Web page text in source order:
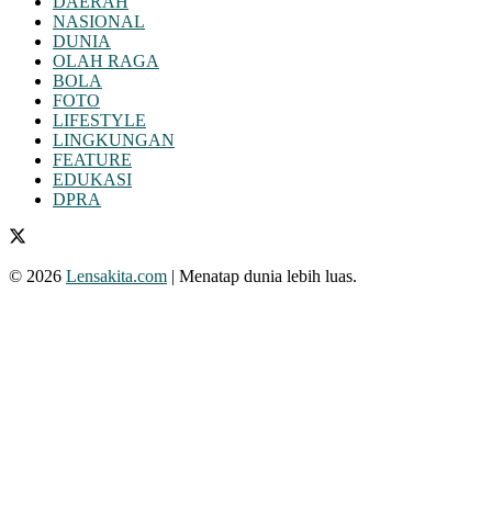
NASIONAL
DUNIA
OLAH RAGA
BOLA
FOTO
LIFESTYLE
LINGKUNGAN
FEATURE
EDUKASI
DPRA
© 2026 Lensakita.com | Menatap dunia lebih luas.